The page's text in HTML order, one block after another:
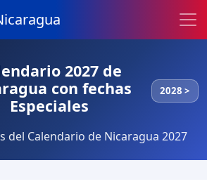
2027 de
con fechas
Especiales
2028 >
del Calendario de Nicaragua 2027